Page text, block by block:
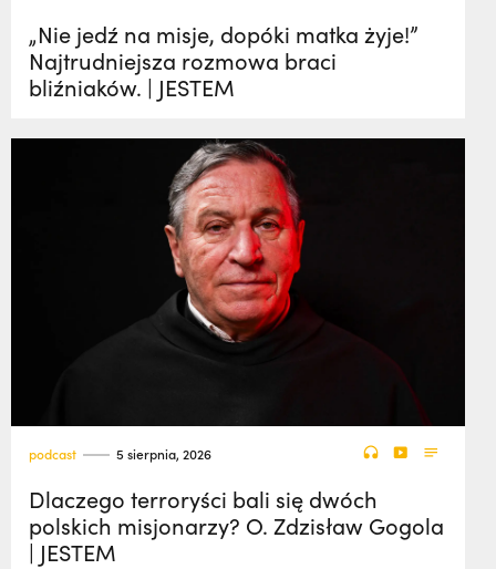
„Nie jedź na misje, dopóki matka żyje!”
Najtrudniejsza rozmowa braci
bliźniaków. | JESTEM
podcast 5 sierpnia, 2026
Dlaczego terroryści bali się dwóch
polskich misjonarzy? O. Zdzisław Gogola
| JESTEM